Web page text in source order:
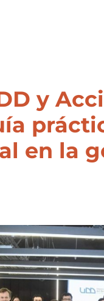
y
en la